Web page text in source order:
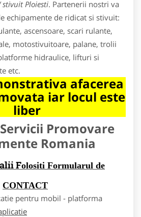
Ploiesti. Partenerii nostri va
echipamente de ridicat si stivuit:
ascensoare, scari rulante,
motostivuitoare, palane, trolii
hidraulice, lifturi si
etc.
afacerea
iar locul este
liber
Promovare
Romania
Folositi Formularul de
CONTACT
pentru mobil - platforma